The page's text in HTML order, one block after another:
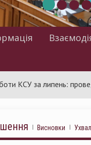
липень: проведено 94
Висновки